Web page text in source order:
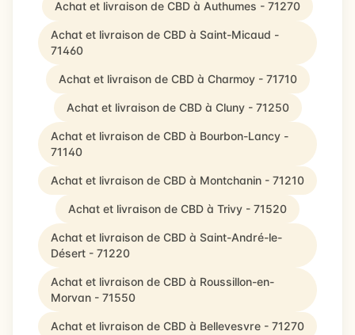
Achat et livraison de CBD à Authumes - 71270
Achat et livraison de CBD à Saint-Micaud -
71460
Achat et livraison de CBD à Charmoy - 71710
Achat et livraison de CBD à Cluny - 71250
Achat et livraison de CBD à Bourbon-Lancy -
71140
Achat et livraison de CBD à Montchanin - 71210
Achat et livraison de CBD à Trivy - 71520
Achat et livraison de CBD à Saint-André-le-
Désert - 71220
Achat et livraison de CBD à Roussillon-en-
Morvan - 71550
Achat et livraison de CBD à Bellevesvre - 71270